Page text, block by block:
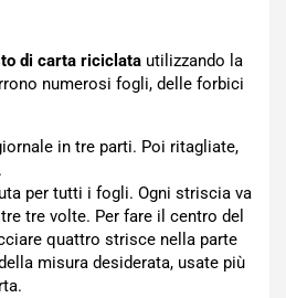
di carta riciclata utilizzando la
numerosi fogli, delle forbici
in tre parti. Poi ritagliate,
per tutti i fogli. Ogni striscia va
tre volte. Per fare il centro del
quattro strisce nella parte
misura desiderata, usate più